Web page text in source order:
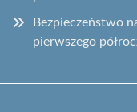
Bezpieczeństwo
pierwszego